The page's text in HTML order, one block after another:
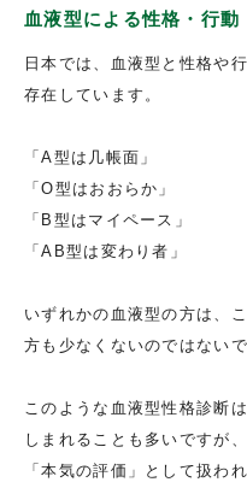
血液型による性格・行動
日本では、血液型と性格や
存在しています。
「A型は几帳面」
「O型はおおらか」
「B型はマイペース」
「AB型は変わり者」
いずれかの血液型の方は、
方も少なくないのではないで
このような血液型性格診断
しまれることも多いですが
「本気の評価」として扱わ